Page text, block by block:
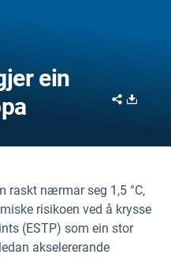
ein
Share
raskt nærmar seg 1,5 °C,
risikoen ved å krysse
(ESTP) som ein stor
akselererande